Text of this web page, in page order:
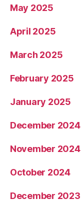
May 2025
April 2025
March 2025
February 2025
January 2025
December 2024
November 2024
October 2024
December 2023